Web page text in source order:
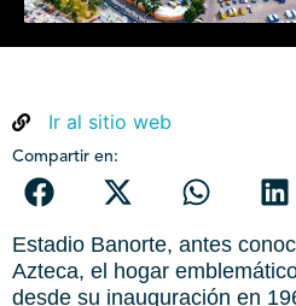
Ir al sitio web
Compartir en:
Estadio Banorte, antes
Azteca, el hogar
desde su inauguración en